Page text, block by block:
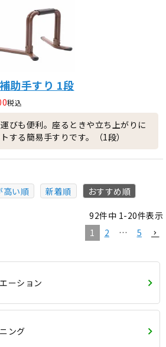
助手すり 1段
税込
びも便利。座るときや立ち上がりに
する簡易手すりです。（1段）
高い順 新着順 おすすめ順
92件中 1-20件表示
1
2 … 5
ーション
ング